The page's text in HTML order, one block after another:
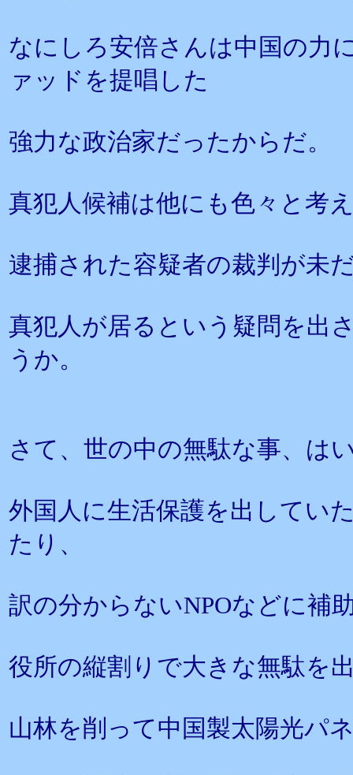
なにしろ安倍さんは中国の力
ァッドを提唱した
強力な政治家だったからだ。
真犯人候補は他にも色々と考
逮捕された容疑者の裁判が未
真犯人が居るという疑問を出
うか。
さて、世の中の無駄な事、は
外国人に生活保護を出してい
たり、
訳の分からないNPOなどに補
役所の縦割りで大きな無駄を
山林を削って中国製太陽光パ